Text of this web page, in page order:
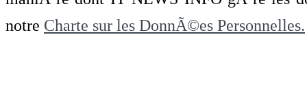
notre Charte sur les DonnÃ©es Personnelles.